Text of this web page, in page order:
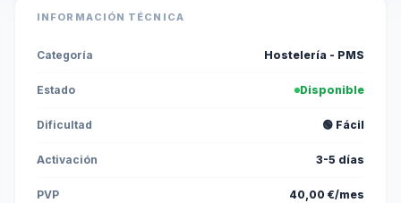
INFORMACIÓN TÉCNICA
Categoría Hostelería - PMS
Estado Disponible
Dificultad 🟢 Fácil
Activación 3-5 días
PVP 40,00 €/mes